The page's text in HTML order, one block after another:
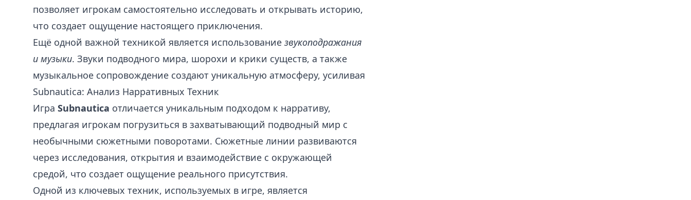
позволяет игрокам самостоятельно исследовать и открывать историю,
что создает ощущение настоящего приключения.
Ещё одной важной техникой является использование звукоподражания
и музыки. Звуки подводного мира, шорохи и крики существ, а также
музыкальное сопровождение создают уникальную атмосферу, усиливая
Subnautica: Анализ Нарративных Техник
Игра Subnautica отличается уникальным подходом к нарративу,
предлагая игрокам погрузиться в захватывающий подводный мир с
необычными сюжетными поворотами. Сюжетные линии развиваются
через исследования, открытия и взаимодействие с окружающей
средой, что создает ощущение реального присутствия.
Одной из ключевых техник, используемых в игре, является